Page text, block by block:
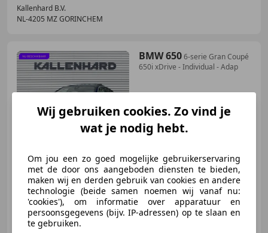
Kallenhard B.V.
NL-4205 MZ GORINCHEM
BMW 6506-serie Gran Coupé
650i xDrive - Individual - Adap
€ 49.875
11/2017 45.146 km Benzine
331 kW (450 PK)
Wij gebruiken cookies. Zo vind je
wat je nodig hebt.
Om jou een zo goed mogelijke gebruikerservaring
met de door ons aangeboden diensten te bieden,
maken wij en derden gebruik van cookies en andere
technologie (beide samen noemen wij vanaf nu:
'cookies'), om informatie over apparatuur en
persoonsgegevens (bijv. IP-adressen) op te slaan en
te gebruiken.